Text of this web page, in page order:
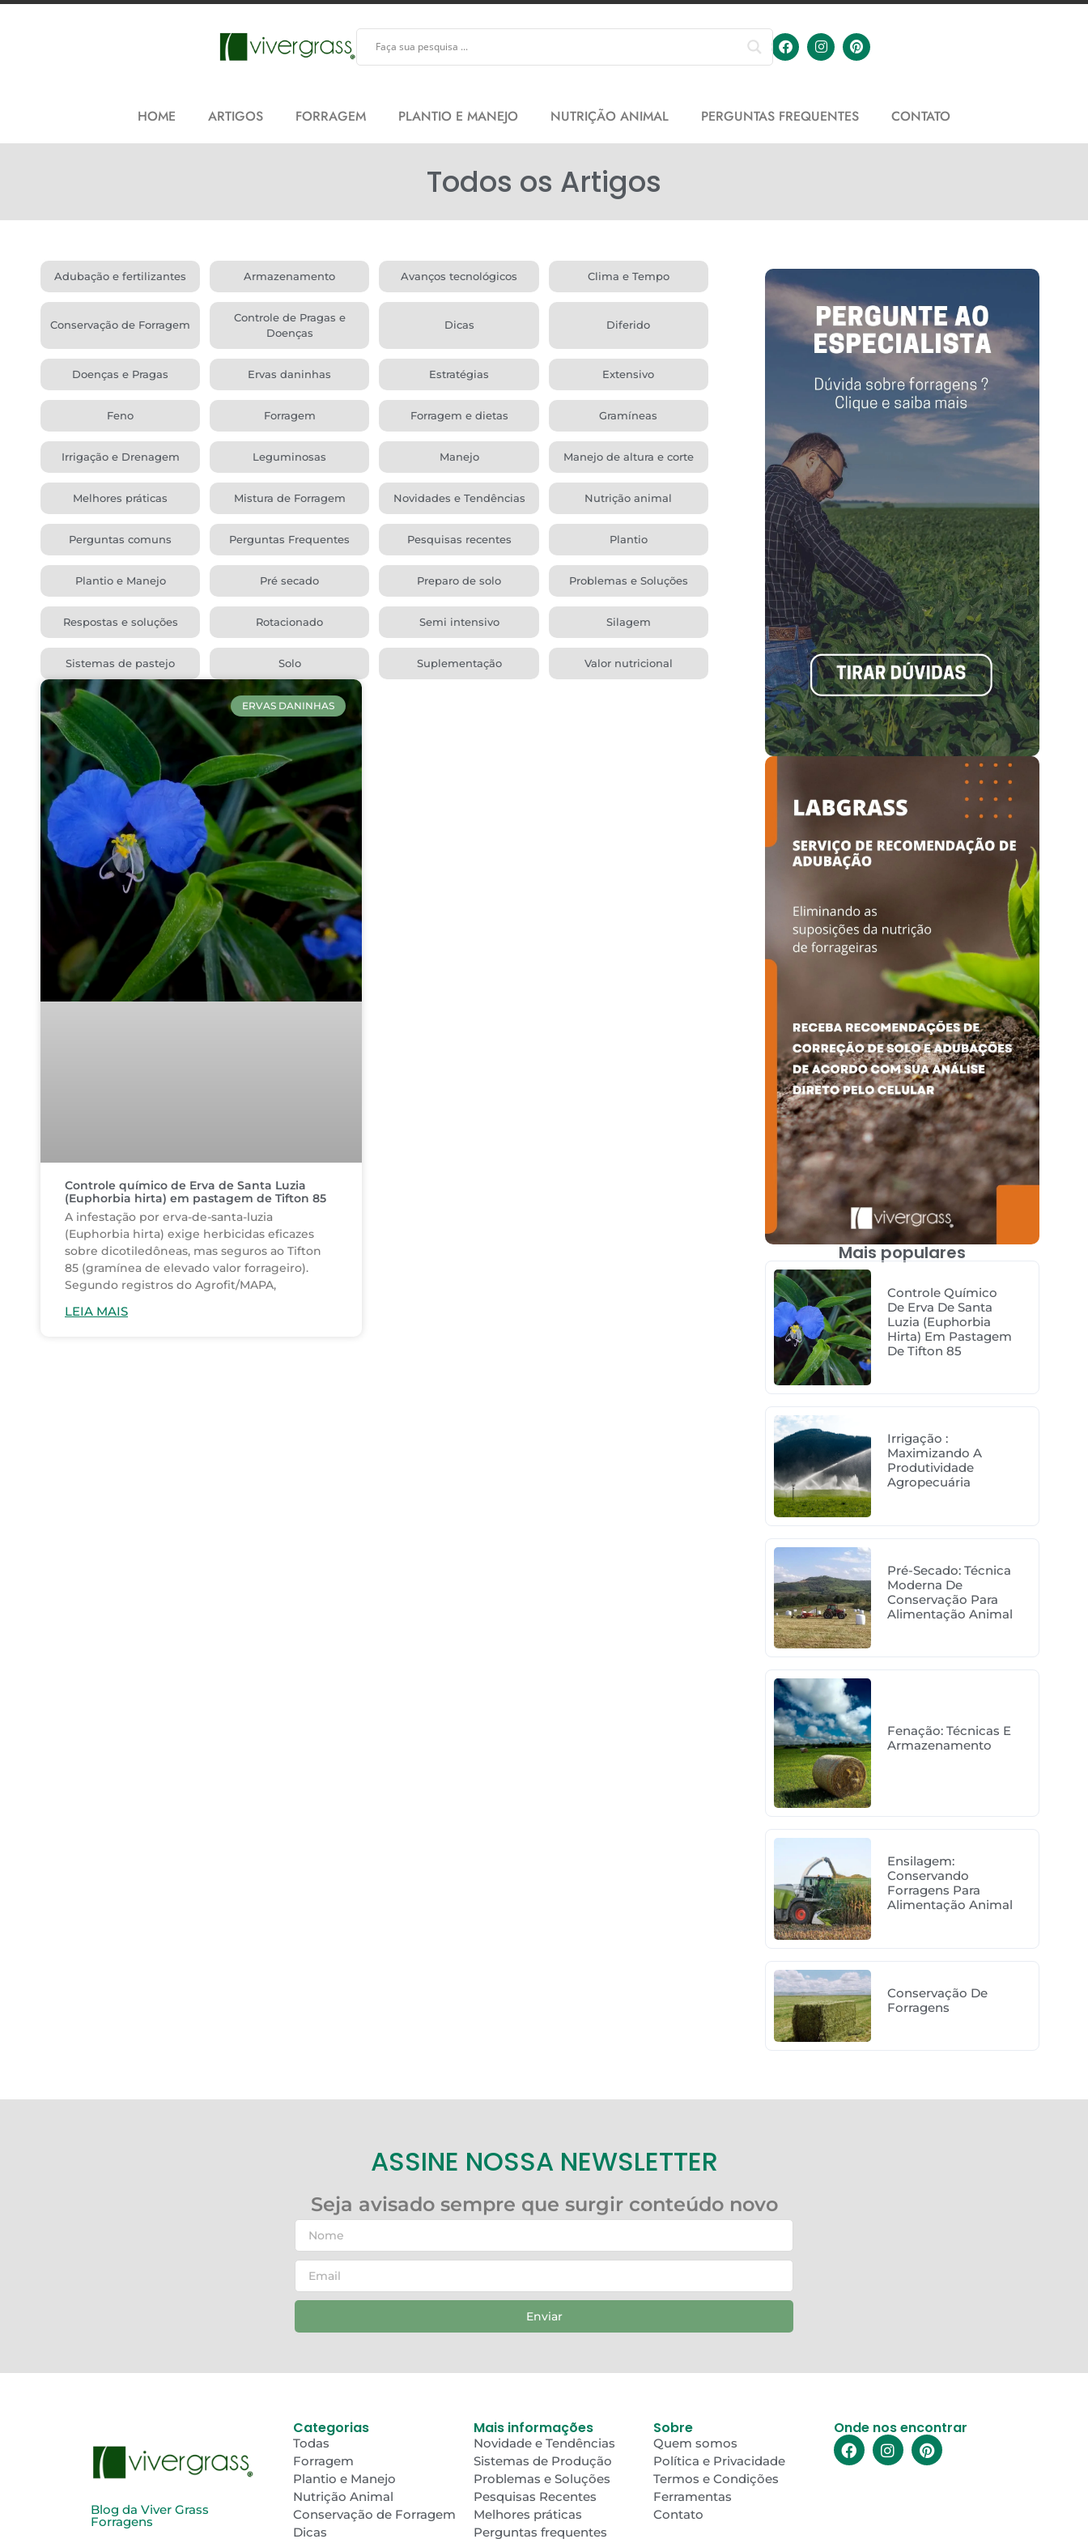
HOME ARTIGOS FORRAGEM PLANTIO E MANEJO NUTRIÇÃO ANIMAL PERGUNTAS FREQUENTES CONTATO
Todos os Artigos
Adubação e fertilizantes Armazenamento Avanços tecnológicos Clima e Tempo
Conservação de Forragem
Controle de Pragas e
Doenças
Dicas Diferido
Doenças e Pragas Ervas daninhas Estratégias Extensivo
Feno Forragem Forragem e dietas Gramíneas
Irrigação e Drenagem Leguminosas Manejo Manejo de altura e corte
Melhores práticas Mistura de Forragem Novidades e Tendências Nutrição animal
Perguntas comuns Perguntas Frequentes Pesquisas recentes Plantio
Plantio e Manejo Pré secado Preparo de solo Problemas e Soluções
Respostas e soluções Rotacionado Semi intensivo Silagem
Sistemas de pastejo Solo Suplementação Valor nutricional
ERVAS DANINHAS
Controle químico de Erva de Santa Luzia
(Euphorbia hirta) em pastagem de Tifton 85
A infestação por erva-de-santa-luzia
(Euphorbia hirta) exige herbicidas eficazes
sobre dicotiledôneas, mas seguros ao Tifton
85 (gramínea de elevado valor forrageiro).
Segundo registros do Agrofit/MAPA,
LEIA MAIS
Mais populares
Controle Químico
De Erva De Santa
Luzia (Euphorbia
Hirta) Em Pastagem
De Tifton 85
Irrigação :
Maximizando A
Produtividade
Agropecuária
Pré-Secado: Técnica
Moderna De
Conservação Para
Alimentação Animal
Fenação: Técnicas E
Armazenamento
Ensilagem:
Conservando
Forragens Para
Alimentação Animal
Conservação De
Forragens
ASSINE NOSSA NEWSLETTER
Seja avisado sempre que surgir conteúdo novo
Enviar
Blog da Viver Grass
Forragens
Categorias
Todas
Forragem
Plantio e Manejo
Nutrição Animal
Conservação de Forragem
Dicas
Mais informações
Novidade e Tendências
Sistemas de Produção
Problemas e Soluções
Pesquisas Recentes
Melhores práticas
Perguntas frequentes
Sobre
Quem somos
Política e Privacidade
Termos e Condições
Ferramentas
Contato
Onde nos encontrar